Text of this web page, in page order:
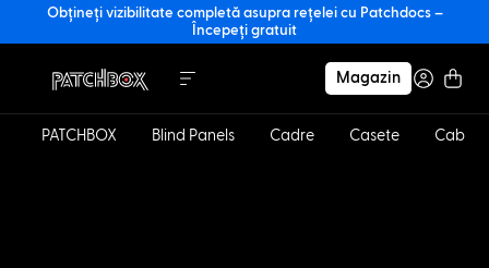
Obțineți vizibilitate completă asupra rețelei cu Patchdocs –
Începeți gratuit
Magazin
PATCHBOX Blind Panels Cadre Casete Cabluri